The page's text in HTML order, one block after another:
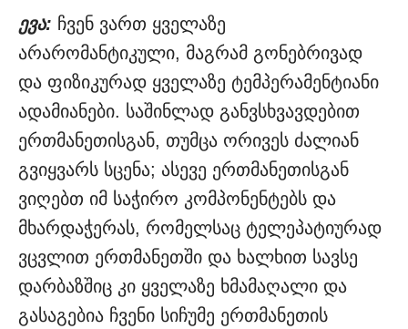
ევა: ჩვენ ვართ ყველაზე
არარომანტიკული, მაგრამ გონებრივად
და ფიზიკურად ყველაზე ტემპერამენტიანი
ადამიანები. საშინლად განვსხვავდებით
ერთმანეთისგან, თუმცა ორივეს ძალიან
გვიყვარს სცენა; ასევე ერთმანეთისგან
ვიღებთ იმ საჭირო კომპონენტებს და
მხარდაჭერას, რომელსაც ტელეპატიურად
ვცვლით ერთმანეთში და ხალხით სავსე
დარბაზშიც კი ყველაზე ხმამაღალი და
გასაგებია ჩვენი სიჩუმე ერთმანეთის